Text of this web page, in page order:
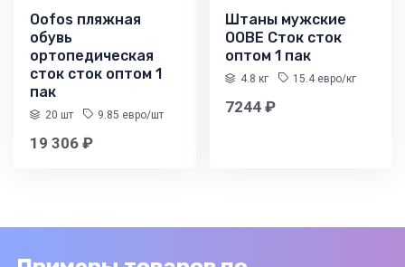
Oofos пляжная
обувь
ортопедическая
сток сток оптом 1
пак
20 шт 9.85 евро/шт
19 306 ₽
Штаны мужские
OOBE Сток сток
оптом 1 пак
4.8 кг 15.4 евро/кг
7244 ₽